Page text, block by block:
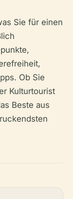
Sie für einen
Ob Sie
Kulturtourist
Beste aus